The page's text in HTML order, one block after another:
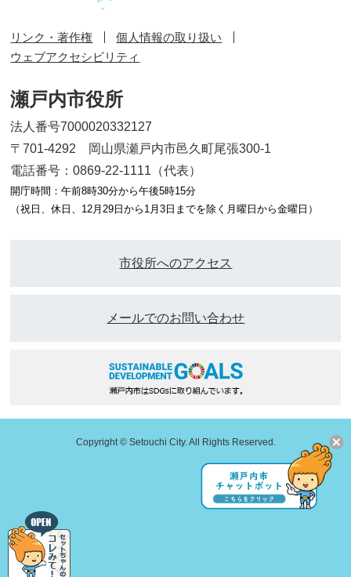
リンク・著作権
個人情報の取り扱い
ウェブアクセシビリティ
瀬戸内市役所
法人番号7000020332127
〒701-4292 岡山県瀬戸内市邑久町尾張300-1
電話番号：0869-22-1111（代表）
開庁時間：午前8時30分から午後5時15分
（祝日、休日、12月29日から1月3日までを除く月曜日から金曜日）
市役所へのアクセス
メールでのお問い合わせ
Copyright © Setouchi City. All Rights Reserved.